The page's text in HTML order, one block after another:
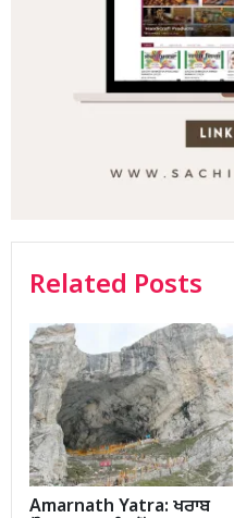
Related Posts
Amarnath Yatra: ਖਰਾਬ